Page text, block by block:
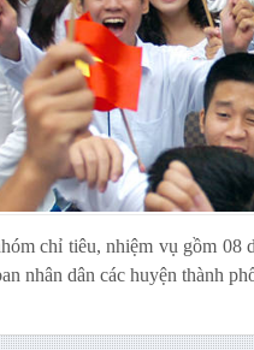
chỉ tiêu, nhiệm vụ gồm
nhân dân các huyện thành